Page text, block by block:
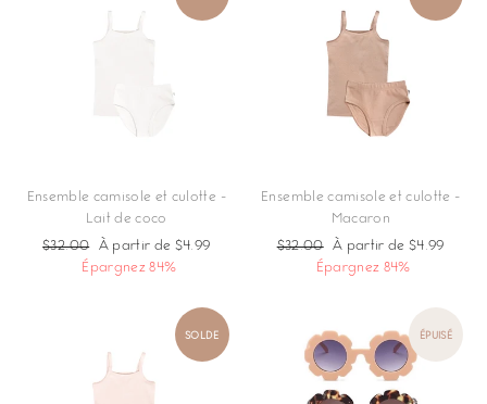
Ensemble camisole et culotte -
Lait de coco
Prix
régulier
$32.00
Prix
réduit
À partir de $4.99
Épargnez 84%
Ensemble camisole et culotte -
Macaron
Prix
régulier
$32.00
Prix
réduit
À partir de $4.99
Épargnez 84%
SOLDE ÉPUISÉ